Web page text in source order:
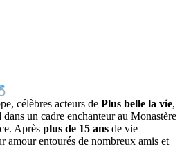
célèbres acteurs de Plus belle la vie,
dans un cadre enchanteur au Monastère
Après plus de 15 ans de vie
amour entourés de nombreux amis et